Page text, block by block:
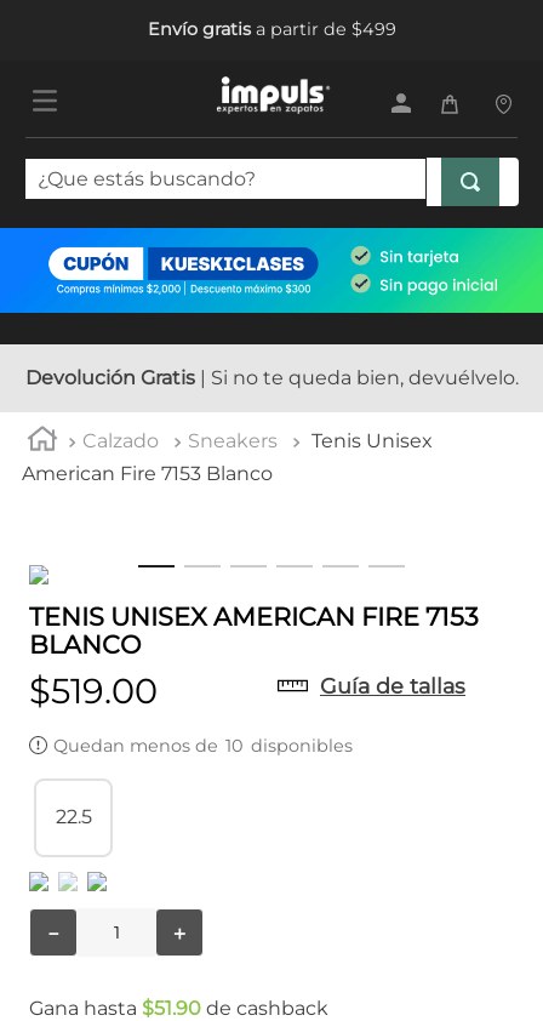
Envío gratisa partir de $499
¿Que estás buscando?
Devolución Gratis| Si no te queda bien, devuélvelo.
Calzado Sneakers
Tenis Unisex
American Fire 7153 Blanco
TENIS UNISEX AMERICAN FIRE 7153
BLANCO
$519.00 Guía de tallas
Quedan menos de 10 disponibles
22.5
＋
－
Gana hasta $51.90 de cashback
TÉRMINOS MÁS BUSCADOS
.
tenis mujer
tenis hombre
5. tenis